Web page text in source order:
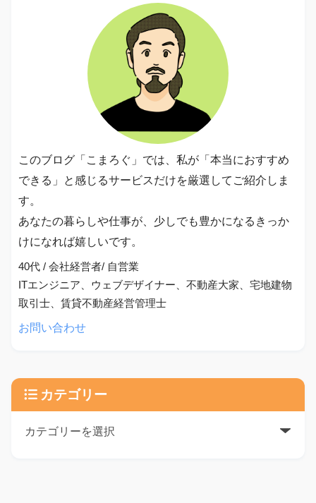
このブログ「こまろぐ」では、私が「本当におすすめ
できる」と感じるサービスだけを厳選してご紹介しま
す。
あなたの暮らしや仕事が、少しでも豊かになるきっか
けになれば嬉しいです。
40代 / 会社経営者/ 自営業
ITエンジニア、ウェブデザイナー、不動産大家、宅地建物
取引士、賃貸不動産経営管理士
お問い合わせ
カテゴリー